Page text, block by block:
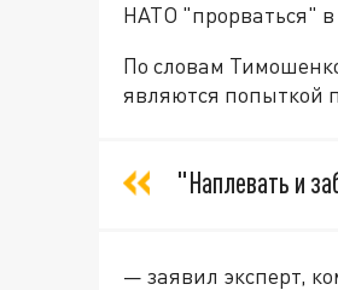
НАТО "прорваться"
По словам
являются попыткой
"Наплевать и
— заявил эксперт,